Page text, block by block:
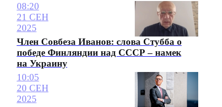
08:20
21 СЕН
2025
Член Совбеза Иванов: слова Стубба о
победе Финляндии над СССР – намек
на Украину
10:05
20 СЕН
2025